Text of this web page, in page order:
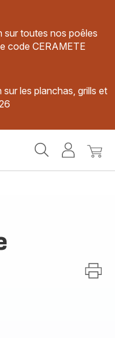
toutes nos poêles
code CERAMETE
les planchas, grills et
MonMon